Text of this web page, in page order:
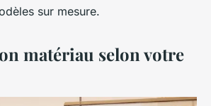
sur mesure.
matériau selon votre